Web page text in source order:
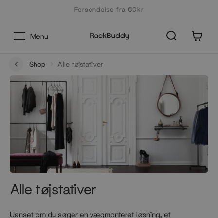
Forsendelse fra 60kr
Menu
Shop Alle tøjstativer
Alle tøjstativer
Uanset om du søger en vægmonteret løsning, et